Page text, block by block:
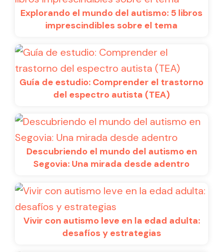
Explorando el mundo del autismo: 5 libros
imprescindibles sobre el tema
Guía de estudio: Comprender el trastorno
del espectro autista (TEA)
Descubriendo el mundo del autismo en
Segovia: Una mirada desde adentro
Vivir con autismo leve en la edad adulta:
desafíos y estrategias